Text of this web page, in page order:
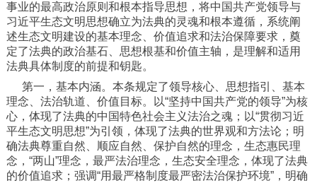
事业的最高政治原则和根本指导思想，将中国共产党领导与
习近平生态文明思想确立为法典的灵魂和根本遵循，系统阐
述生态文明建设的基本理念、价值追求和法治保障要求，奠
定了法典的政治基石、思想根基和价值主轴，是理解和适用
法典具体制度的前提和钥匙。
第一，基本内涵。本条规定了领导核心、思想指引、基本
理念、法治轨道、价值目标。以“坚持中国共产党的领导”为核
心，体现了法典的中国特色社会主义法治之魂；以“贯彻习近
平生态文明思想”为引领，体现了法典的世界观和方法论；明
确法典尊重自然、顺应自然、保护自然的理念，生态惠民理
念，“两山”理念，最严法治理念，生态安全理念，体现了法典
的价值追求；强调“用最严格制度最严密法治保护环境”，明确